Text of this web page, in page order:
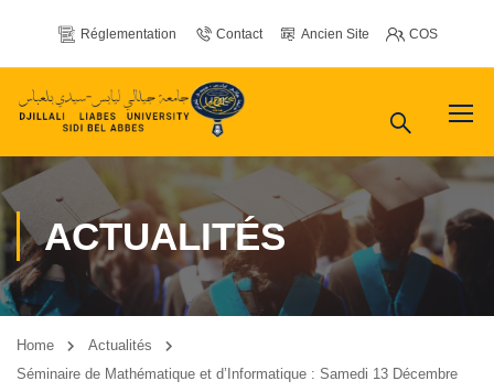
Réglementation Contact Ancien Site COS
ACTUALITÉS
Home
Actualités
Séminaire de Mathématique et d’Informatique : Samedi 13 Décembre